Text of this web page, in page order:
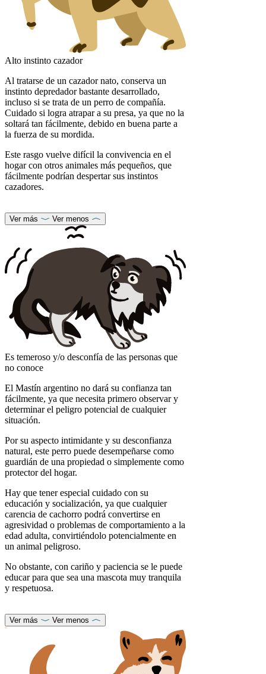
Alto instinto cazador
Al tratarse de un cazador nato, conserva un
instinto depredador bastante desarrollado,
incluso si se trata de un perro de compañía.
Cuidado si logra atrapar a su presa, ya que no la
soltará tan fácilmente, debido en buena parte a
la fuerza de su mordida.
Este rasgo vuelve difícil la convivencia en el
hogar con otros animales más pequeños, que
fácilmente podrían despertar sus instintos
cazadores.
Ver más Ver menos
Es temeroso y/o desconfía de las personas que
no conoce
El Mastín argentino no dará su confianza tan
fácilmente, ya que necesita primero observar y
determinar el peligro potencial de cualquier
situación.
Por su aspecto intimidante y su desconfianza
natural, este perro puede desempeñarse como
guardián de una propiedad o simplemente como
protector del hogar.
Hay que tener especial cuidado con su
educación y socialización, ya que cualquier
carencia de cachorro podrá convertirse en
agresividad o problemas de comportamiento a la
edad adulta, convirtiéndolo potencialmente en
un animal peligroso.
No obstante, con cariño y paciencia se le puede
educar para que sea una mascota muy tranquila
y respetuosa.
Ver más Ver menos